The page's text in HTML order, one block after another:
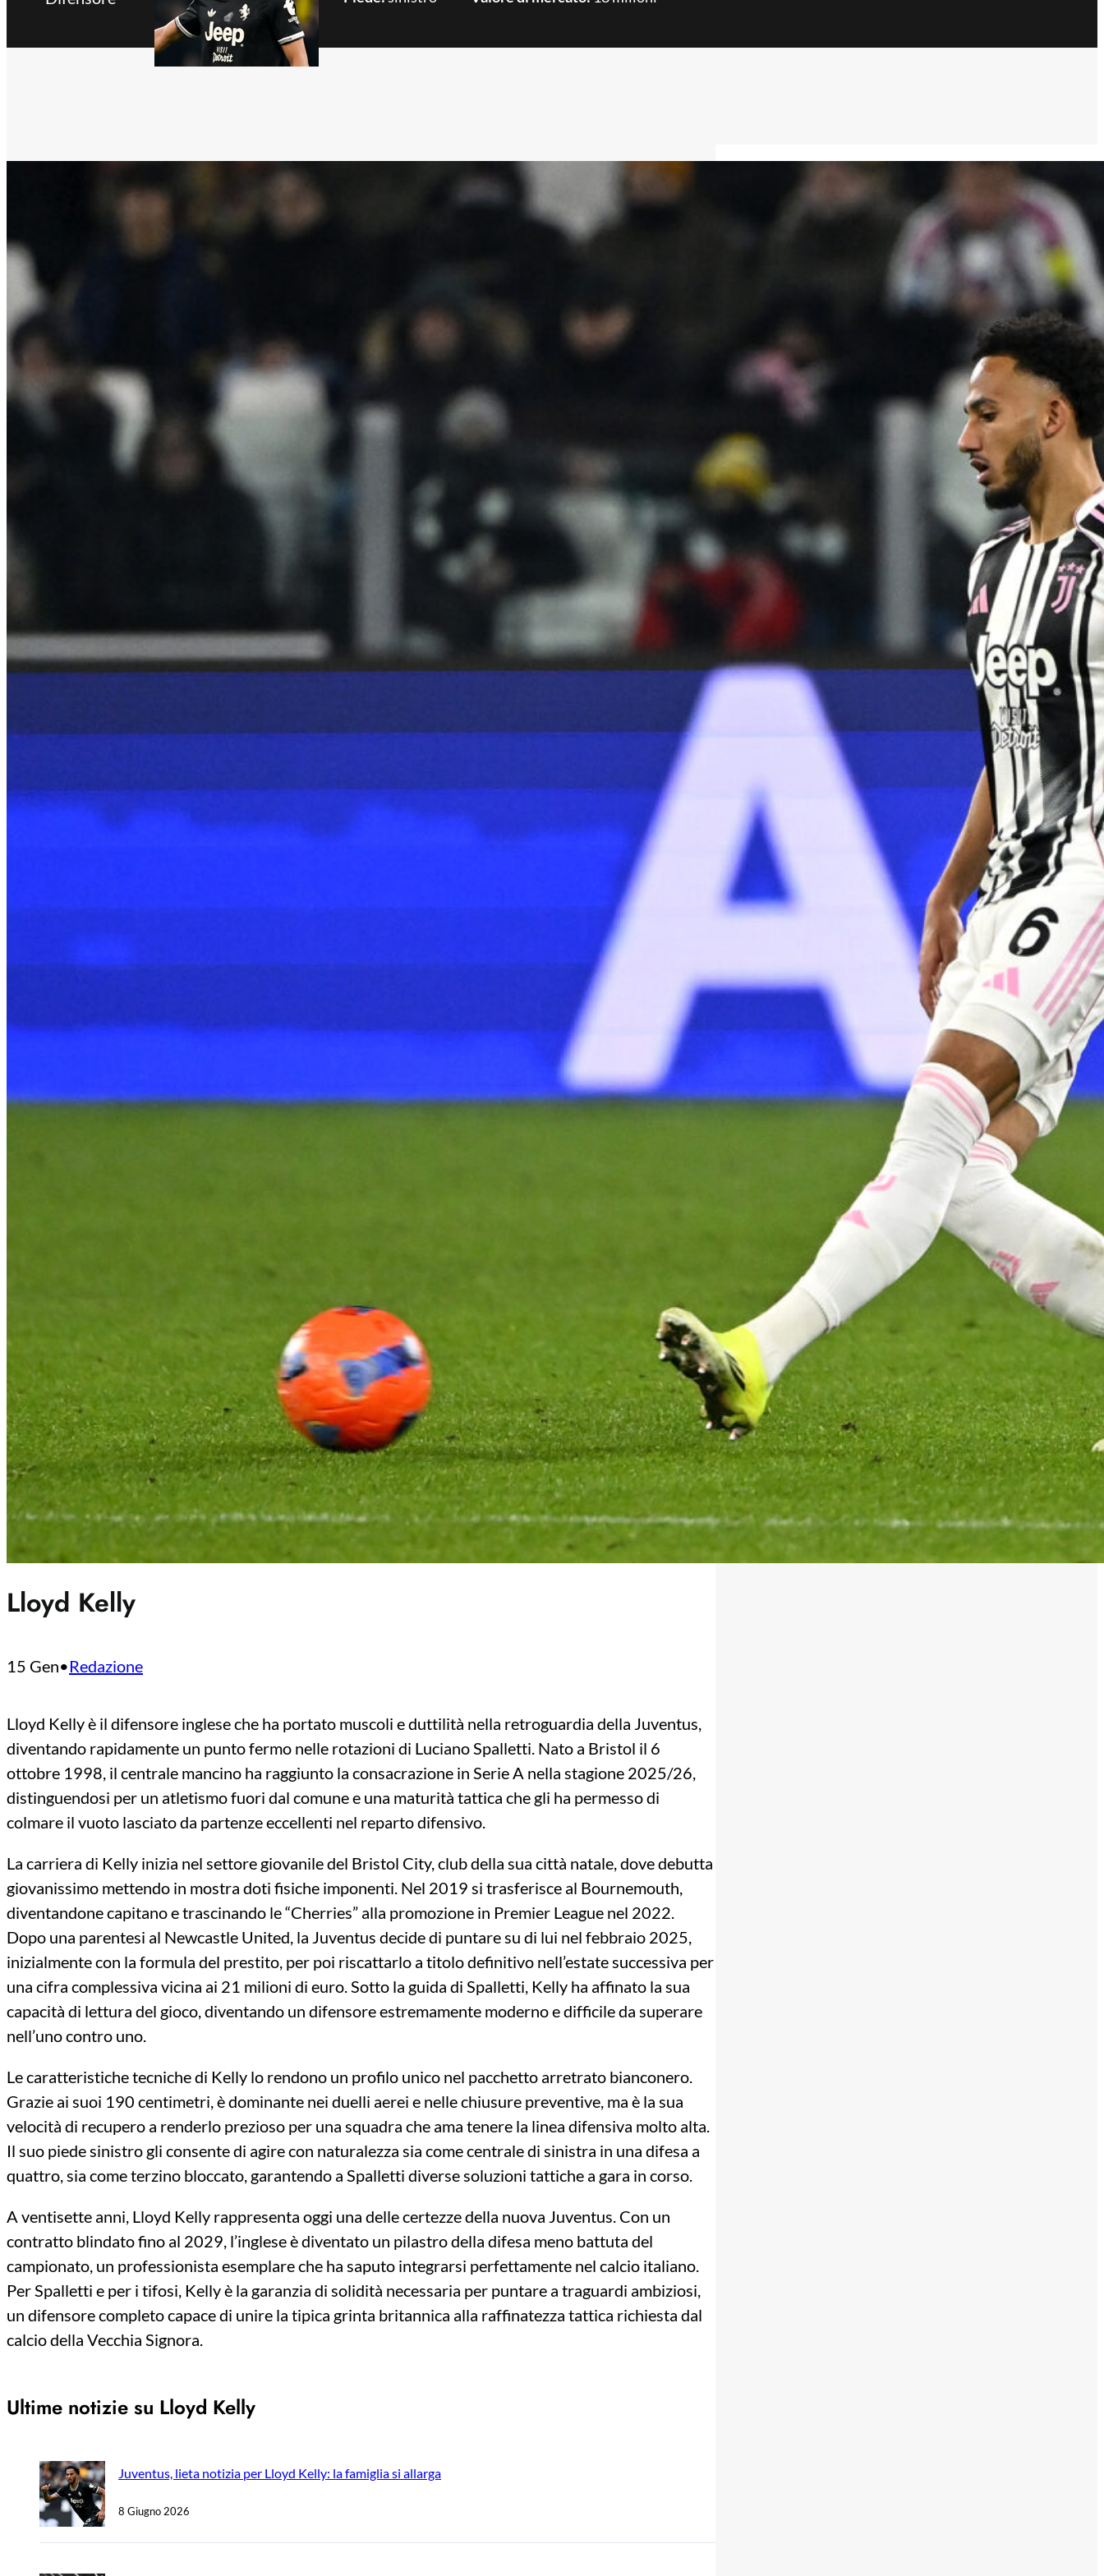
Lloyd Kelly
15 Gen•Redazione
Lloyd Kelly è il difensore inglese che ha portato muscoli e duttilità nella retroguardia della Juventus,
diventando rapidamente un punto fermo nelle rotazioni di Luciano Spalletti. Nato a Bristol il 6
ottobre 1998, il centrale mancino ha raggiunto la consacrazione in Serie A nella stagione 2025/26,
distinguendosi per un atletismo fuori dal comune e una maturità tattica che gli ha permesso di
colmare il vuoto lasciato da partenze eccellenti nel reparto difensivo.
La carriera di Kelly inizia nel settore giovanile del Bristol City, club della sua città natale, dove debutta
giovanissimo mettendo in mostra doti fisiche imponenti. Nel 2019 si trasferisce al Bournemouth,
diventandone capitano e trascinando le “Cherries” alla promozione in Premier League nel 2022.
Dopo una parentesi al Newcastle United, la Juventus decide di puntare su di lui nel febbraio 2025,
inizialmente con la formula del prestito, per poi riscattarlo a titolo definitivo nell’estate successiva per
una cifra complessiva vicina ai 21 milioni di euro. Sotto la guida di Spalletti, Kelly ha affinato la sua
capacità di lettura del gioco, diventando un difensore estremamente moderno e difficile da superare
nell’uno contro uno.
Le caratteristiche tecniche di Kelly lo rendono un profilo unico nel pacchetto arretrato bianconero.
Grazie ai suoi 190 centimetri, è dominante nei duelli aerei e nelle chiusure preventive, ma è la sua
velocità di recupero a renderlo prezioso per una squadra che ama tenere la linea difensiva molto alta.
Il suo piede sinistro gli consente di agire con naturalezza sia come centrale di sinistra in una difesa a
quattro, sia come terzino bloccato, garantendo a Spalletti diverse soluzioni tattiche a gara in corso.
A ventisette anni, Lloyd Kelly rappresenta oggi una delle certezze della nuova Juventus. Con un
contratto blindato fino al 2029, l’inglese è diventato un pilastro della difesa meno battuta del
campionato, un professionista esemplare che ha saputo integrarsi perfettamente nel calcio italiano.
Per Spalletti e per i tifosi, Kelly è la garanzia di solidità necessaria per puntare a traguardi ambiziosi,
un difensore completo capace di unire la tipica grinta britannica alla raffinatezza tattica richiesta dal
calcio della Vecchia Signora.
Ultime notizie su Lloyd Kelly
Juventus, lieta notizia per Lloyd Kelly: la famiglia si allarga
8 Giugno 2026
ULTIM’ORA
Juve, la gestione degli esuberi di Spalletti
può cambiare il mercato
Pellegrino conteso tra Fiorentina e
Juventus, un domino di mercato può
decidere il suo futuro
7 Agosto 2026
Inzaghi promuove la Juventus: “Con
Spalletti e i nuovi acquisti sarà di nuovo